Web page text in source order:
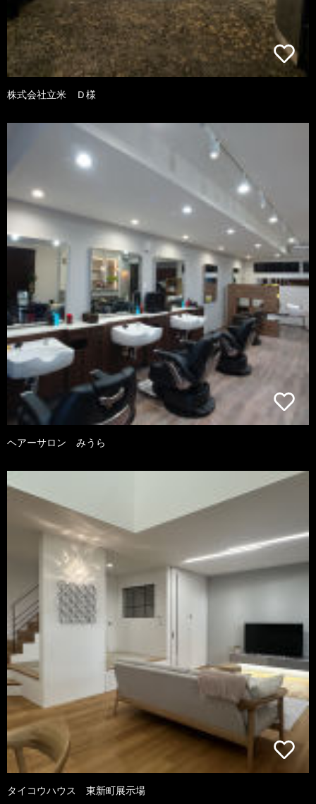
株式会社立米 Ｄ様
ヘアーサロン みうら
タイコウハウス 東新町展示場